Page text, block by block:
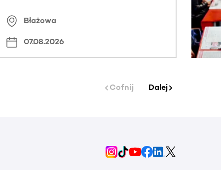
Błażowa
07.08.2026
Cofnij Dalej